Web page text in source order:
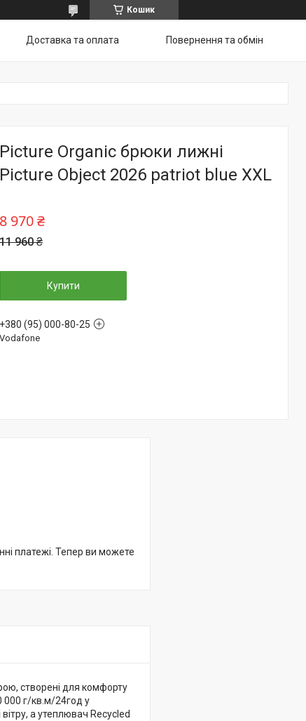
Кошик
Доставка та оплата Повернення та обмін
Picture Organic брюки лижні
Picture Object 2026 patriot blue XXL
11 960 ₴
8 970 ₴
Купити
+380 (95) 000-80-25
Vodafone
платежі. Тепер ви можете
створені для комфорту
000 г/кв.м/24год у
а утеплювач Recycled